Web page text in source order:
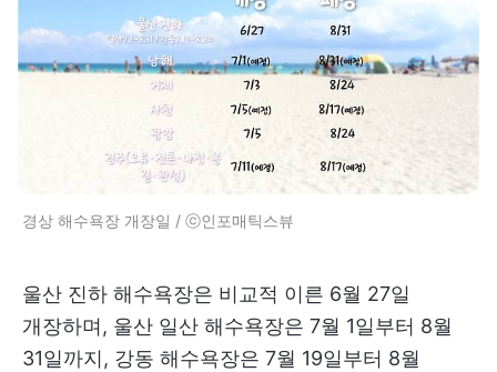
경상 해수욕장 개장일 / ⓒ인포매틱스뷰
울산 진하 해수욕장은 비교적 이른 6월 27일
개장하며, 울산 일산 해수욕장은 7월 1일부터 8월
31일까지, 강동 해수욕장은 7월 19일부터 8월